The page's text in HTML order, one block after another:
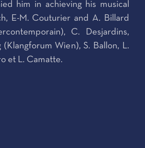
him in achieving his musical
E-M. Couturier and A. Billard
C. Desjardins,
(Klangforum Wien), S. Ballon, L.
et L. Camatte.